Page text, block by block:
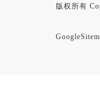
版权所有